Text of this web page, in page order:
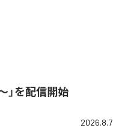
」を配信開始
2026.8.7